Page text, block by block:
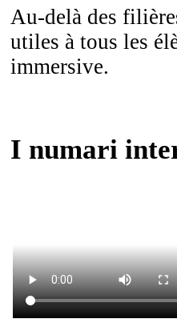
Au-delà des
utiles à tous les
immersive.
I numari